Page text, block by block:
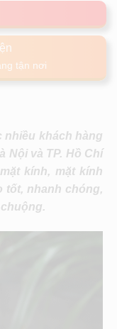
tận nơi
nhiều khách hàng
Nội và TP. Hồ Chí
kính, mặt kính
tốt, nhanh chóng,